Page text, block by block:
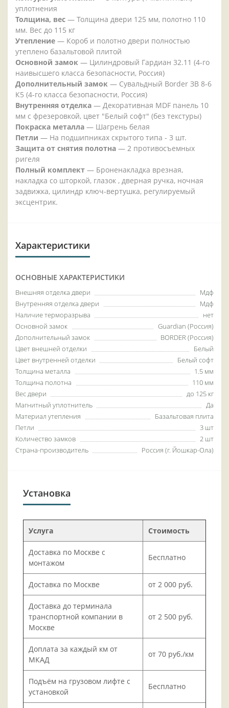
уплотнения
Толщина, вес — Толщина двери 125 мм, полотно 110
мм. Вес до 115 кг
Утепление — Короб и полотно двери полностью
утеплено базальтовой плитой
Основной замок — Цилиндровый Гардиан 32.11 (4-го
наивысшего класса безопасности, Россия)
Дополнительный замок — Сувальдный Border ЗВ 8-6
К5 (4-го класса безопасности, Россия)
Внутренняя отделка — Декоративная MDF панель 10
мм с фрезеровкой, цвет "Белый софт" (без текстуры)
Покраска металла — Шагрень белая
Петли — На подшипниках скрытого типа - 3 шт.
Защита от снятия полотна — 2 противосъемных
ригеля
Полный комплект — Броненакладка врезная,
накладка со шторкой, глазок , дверная ручка, ночная
задвижка, цилиндр ключ-вертушка, регулируемый
эксцентрик.
Характеристики
ОСНОВНЫЕ ХАРАКТЕРИСТИКИ
Внешняя отделка двери
Мдф
Внутренняя отделка двери
Мдф
Наличие терморазрыва
нет
Основной замок
Guardian (Россия)
Дополнительный замок
BORDER (Россия)
Цвет внешней отделки
Белый
Цвет внутренней отделки
Белый софт
Толщина металла
1.5 мм
Толщина полотна
110 мм
Вес двери
до 125 кг
Магнитный уплотнитель
Да
Материал утепления
Базальтовая плита
Петли
3 шт
Количество замков
2 шт
Страна-производитель
Россия (г. Йошкар-Ола)
Установка
Услуга Стоимость
Доставка по Москве с
монтажом
Бесплатно
Доставка по Москве от 2 000 руб.
Доставка до терминала
транспортной компании в
Москве
от 2 500 руб.
Доплата за каждый км от
МКАД
от 70 руб./км
Подъём на грузовом лифте с
установкой
Бесплатно